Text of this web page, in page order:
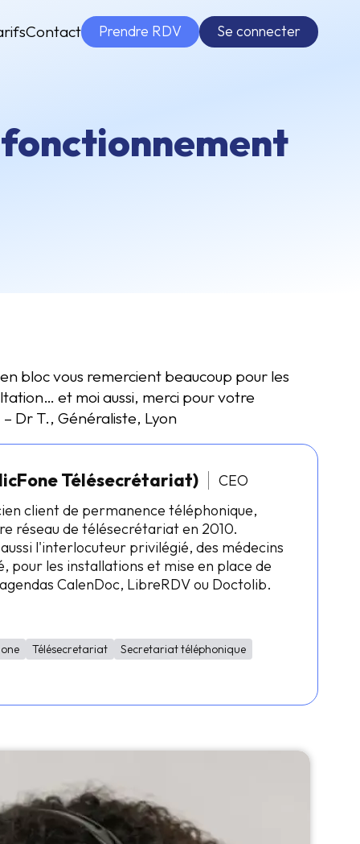
Contact Prendre RDV Se connecter
bloc vous remercient beaucoup pour les
et moi aussi, merci pour votre
Dr T., Généraliste, Lyon
Télésecrétariat)
CEO
client de permanence téléphonique,
réseau de télésecrétariat en 2010.
l'interlocuteur privilégié, des médecins
pour les installations et mise en place de
CalenDoc, LibreRDV ou Doctolib.
Télésecretariat Secretariat téléphonique